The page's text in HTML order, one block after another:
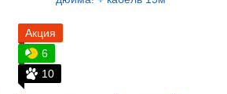
Акция
6
10